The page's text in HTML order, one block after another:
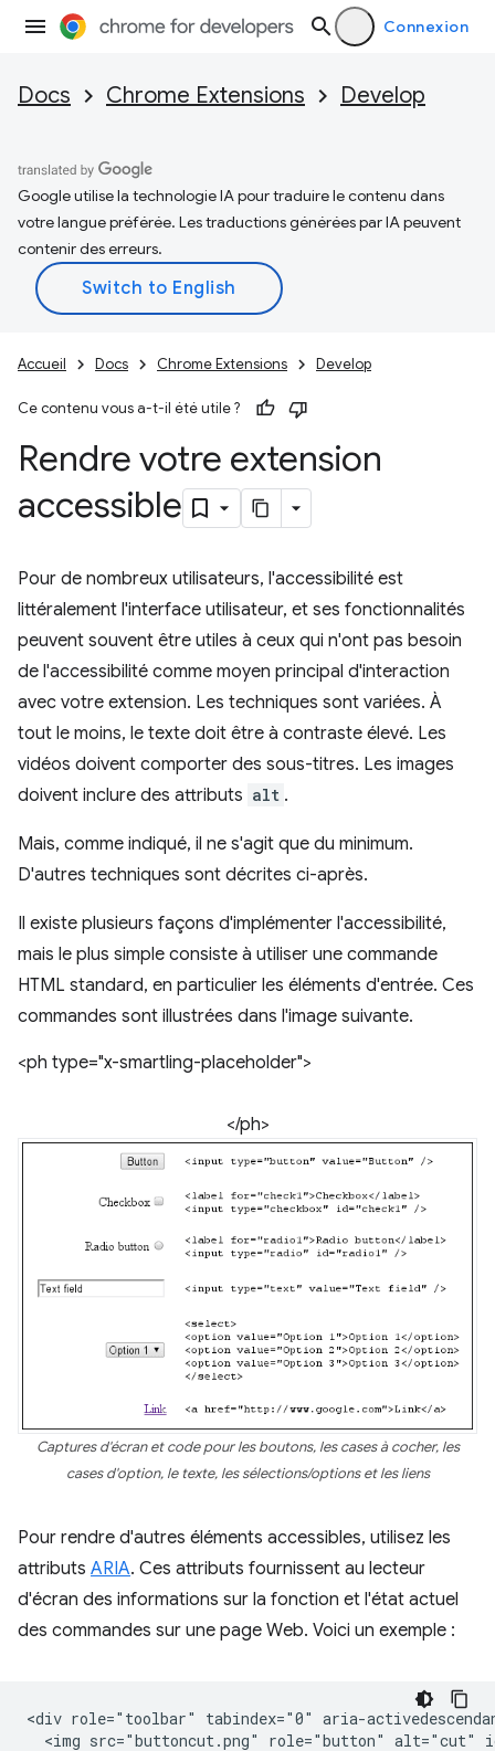
Connexion
Docs Chrome Extensions Develop
Google utilise la technologie IA pour traduire le contenu dans
votre langue préférée. Les traductions générées par IA peuvent
contenir des erreurs.
Accueil Docs Chrome Extensions Develop
Ce contenu vous a-t-il été utile ?
Rendre votre extension
accessible
Pour de nombreux utilisateurs, l'accessibilité est
littéralement l'interface utilisateur, et ses fonctionnalités
peuvent souvent être utiles à ceux qui n'ont pas besoin
de l'accessibilité comme moyen principal d'interaction
avec votre extension. Les techniques sont variées. À
tout le moins, le texte doit être à contraste élevé. Les
vidéos doivent comporter des sous-titres. Les images
doivent inclure des attributs alt .
Mais, comme indiqué, il ne s'agit que du minimum.
D'autres techniques sont décrites ci-après.
Il existe plusieurs façons d'implémenter l'accessibilité,
mais le plus simple consiste à utiliser une commande
HTML standard, en particulier les éléments d'entrée. Ces
commandes sont illustrées dans l'image suivante.
<ph type="x-smartling-placeholder">
</ph>
Captures d'écran et code pour les boutons, les cases à cocher, les
cases d'option, le texte, les sélections/options et les liens
Pour rendre d'autres éléments accessibles, utilisez les
attributs ARIA. Ces attributs fournissent au lecteur
d'écran des informations sur la fonction et l'état actuel
des commandes sur une page Web. Voici un exemple :
<div role="toolbar" tabindex="0" aria-
<img src="buttoncut.png" role="button" alt="cut"